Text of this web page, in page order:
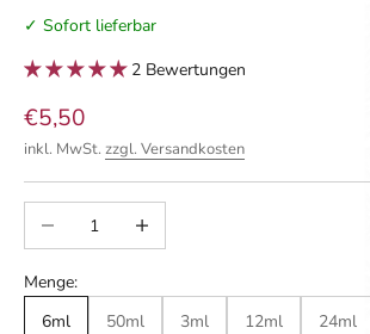
✓ Sofort lieferbar
2 Bewertungen
Angebot
€5,50
inkl. MwSt. zzgl. Versandkosten
Anzahl verringernAnzahl erhöhen
Menge:
6ml
50ml 3ml 12ml 24ml